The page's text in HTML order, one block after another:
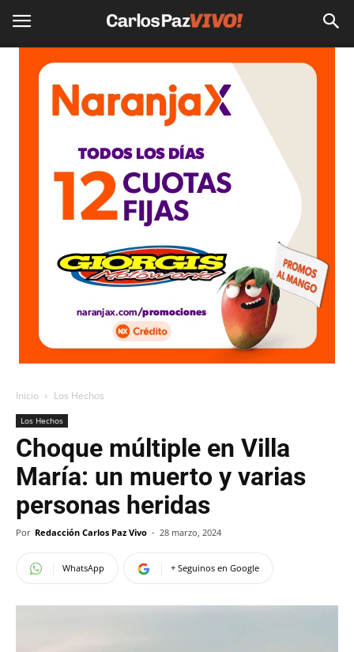
Inicio Los Hechos
Los Hechos
Choque múltiple en Villa
María: un muerto y varias
personas heridas
Por Redacción Carlos Paz Vivo - 28 marzo, 2024
WhatsApp + Seguinos en Google